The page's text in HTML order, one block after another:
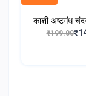
काशी अष्टगंध
₹199.00